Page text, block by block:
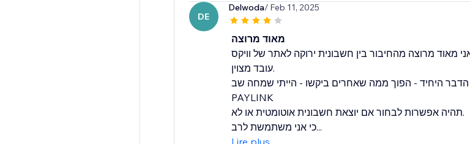
DE
Delwoda/ Feb 11, 2025
מאוד מרוצה
מאוד מרוצה מהחיבור בין חשבונית ירוקה לאתר של וויקס.
עובד מצוין.
הדבר היחיד - הפוך ממה שאחרים ביקשו - הייתי שמחה שב
PAYLINK
תהיה אפשרות לבחור אם יוצאת חשבונית אוטומטית או לא.
כי אני משתמשת לרב...